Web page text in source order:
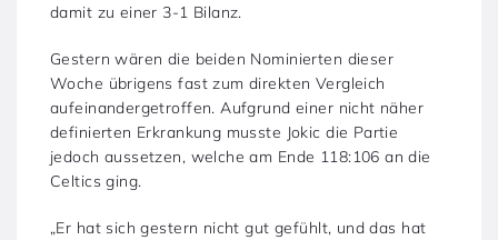
damit zu einer 3-1 Bilanz.
Gestern wären die beiden Nominierten dieser
Woche übrigens fast zum direkten Vergleich
aufeinandergetroffen. Aufgrund einer nicht näher
definierten Erkrankung musste Jokic die Partie
jedoch aussetzen, welche am Ende 118:106 an die
Celtics ging.
„Er hat sich gestern nicht gut gefühlt, und das hat